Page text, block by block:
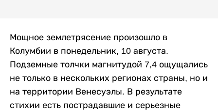
Мощное землетрясение произошло в
Колумбии в понедельник, 10 августа.
Подземные толчки магнитудой 7,4 ощущались
не только в нескольких регионах страны, но и
на территории Венесуэлы. В результате
стихии есть пострадавшие и серьезные